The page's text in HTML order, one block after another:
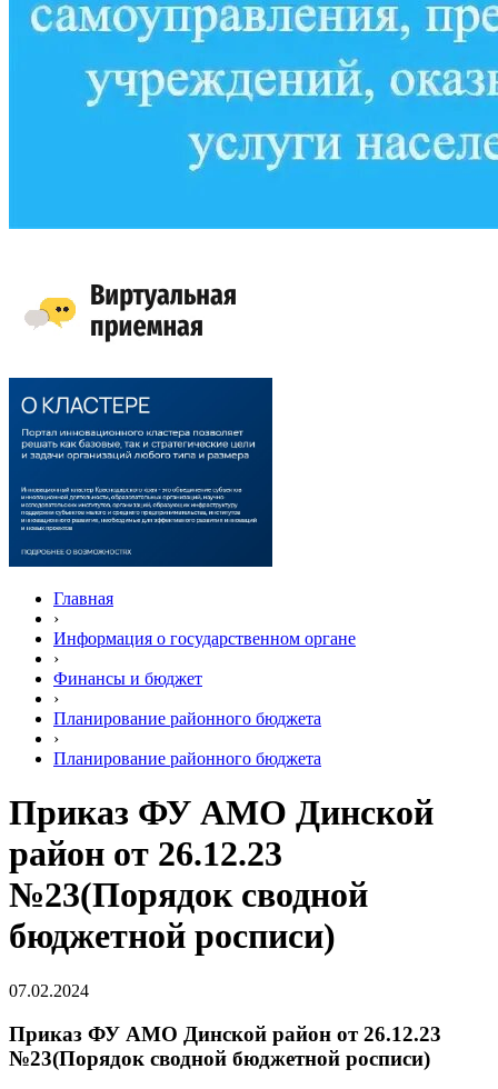
Главная
›
Информация о государственном органе
›
Финансы и бюджет
›
Планирование районного бюджета
›
Планирование районного бюджета
Приказ ФУ АМО Динской
район от 26.12.23
№23(Порядок сводной
бюджетной росписи)
07.02.2024
Приказ ФУ АМО Динской район от 26.12.23
№23(Порядок сводной бюджетной росписи)